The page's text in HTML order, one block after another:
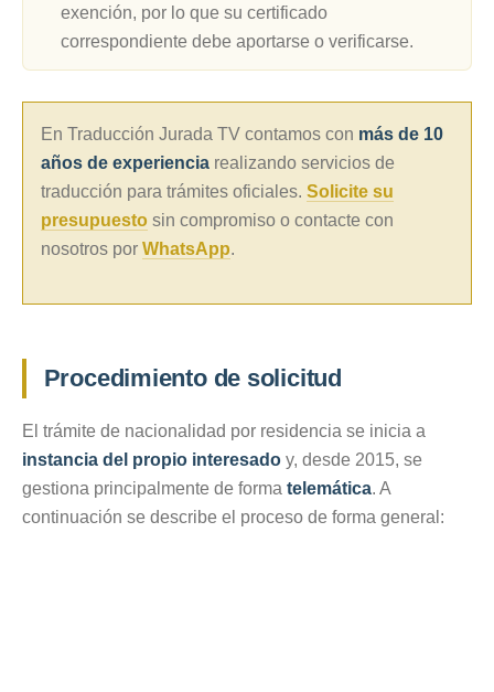
exención, por lo que su certificado
correspondiente debe aportarse o verificarse.
En Traducción Jurada TV contamos con más de 10
años de experiencia realizando servicios de
traducción para trámites oficiales. Solicite su
presupuesto sin compromiso o contacte con
nosotros por WhatsApp.
Procedimiento de solicitud
El trámite de nacionalidad por residencia se inicia a
instancia del propio interesado y, desde 2015, se
gestiona principalmente de forma telemática. A
continuación se describe el proceso de forma general: